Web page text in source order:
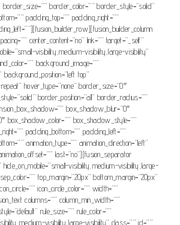
border_size=”” border_color=”” border_style=”solid”
padding_top=”” padding_right=””
center_content=”no” link=”” target=”_self”
visibility,medium-visibility,large-visibility”
background_image=””
top”
hover_type=”none” border_size=”0″
border_position=”all” border_radius=””
box_shadow_blur=”0″
box_shadow_color=”” box_shadow_style=””
padding_bottom=”” padding_left=””
animation_type=”” animation_direction=”left”
last=”no”][fusion_separator
hide_on_mobile=”small-visibility,medium-visibility,large-
top_margin=”20px” bottom_margin=”20px”
icon_circle_color=”” width=””
columns=”” column_min_width=””
rule_size=”” rule_color=””
visibility,large-visibility” class=”” id=””